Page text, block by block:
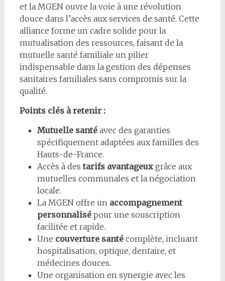
et la MGEN ouvre la voie à une révolution
douce dans l’accès aux services de santé. Cette
alliance forme un cadre solide pour la
mutualisation des ressources, faisant de la
mutuelle santé familiale un pilier
indispensable dans la gestion des dépenses
sanitaires familiales sans compromis sur la
qualité.
Points clés à retenir :
Mutuelle santéavec des garanties
spécifiquement adaptées aux familles des
Hauts-de-France.
Accès à destarifs avantageuxgrâce aux
mutuelles communales et la négociation
locale.
La MGEN offre un accompagnement
personnalisépour une souscription
facilitée et rapide.
Une couverture santécomplète, incluant
hospitalisation, optique, dentaire, et
médecines douces.
Une organisation en synergie avec les